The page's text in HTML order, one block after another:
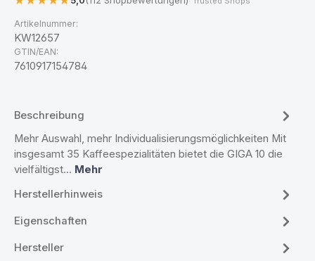
Artikelnummer:
KW12657
GTIN/EAN:
7610917154784
Beschreibung
Mehr Auswahl, mehr Individualisierungsmöglichkeiten Mit
insgesamt 35 Kaffeespezialitäten bietet die GIGA 10 die
vielfältigst… Mehr
Herstellerhinweis
Eigenschaften
Hersteller